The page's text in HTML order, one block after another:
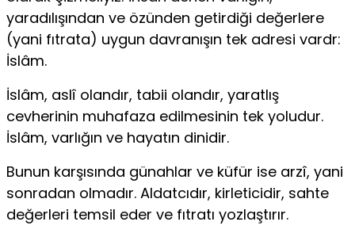
yaradılışından ve özünden getirdiği değerlere
(yani fıtrata) uygun davranışın tek adresi vardr:
İslâm.
İslâm, aslî olandır, tabii olandır, yaratlış
cevherinin muhafaza edilmesinin tek yoludur.
İslâm, varlığın ve hayatın dinidir.
Bunun karşısında günahlar ve küfür ise arzî, yani
sonradan olmadır. Aldatcıdır, kirleticidir, sahte
değerleri temsil eder ve fıtratı yozlaştırır.